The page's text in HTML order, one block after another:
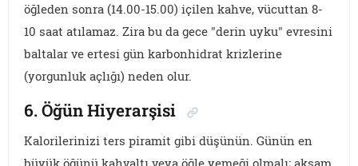
öğleden sonra (14.00-15.00) içilen kahve, vücuttan 8-
10 saat atılamaz. Zira bu da gece "derin uyku" evresini
baltalar ve ertesi gün karbonhidrat krizlerine
(yorgunluk açlığı) neden olur.
6. Öğün Hiyerarşisi
Kalorilerinizi ters piramit gibi düşünün. Günün en
büyük öğünü kahvaltı veya öğle yemeği olmalı; akşam